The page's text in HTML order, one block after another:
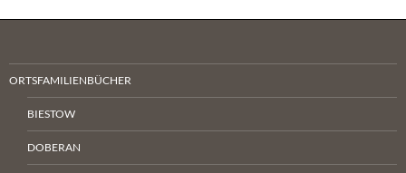
ORTSFAMILIENBÜCHER
BIESTOW
DOBERAN